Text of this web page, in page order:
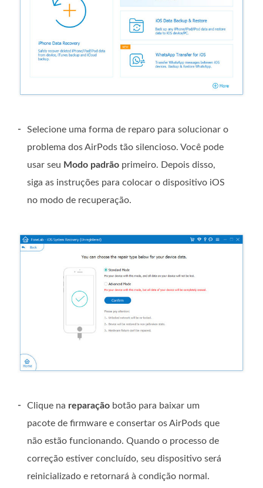
-
Selecione uma forma de reparo para solucionar o
problema dos AirPods tão silencioso. Você pode
usar seu Modo padrão primeiro. Depois disso,
siga as instruções para colocar o dispositivo iOS
no modo de recuperação.
- Clique na reparação botão para baixar um
pacote de firmware e consertar os AirPods que
não estão funcionando. Quando o processo de
correção estiver concluído, seu dispositivo será
reinicializado e retornará à condição normal.